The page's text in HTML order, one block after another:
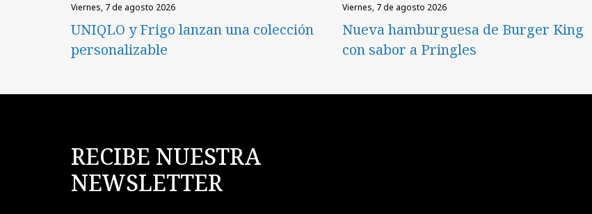
viernes, 7 de agosto 2026
UNIQLO y Frigo lanzan una colección
personalizable
viernes, 7 de agosto 2026
Nueva hamburguesa de Burger King
con sabor a Pringles
RECIBE NUESTRA
NEWSLETTER